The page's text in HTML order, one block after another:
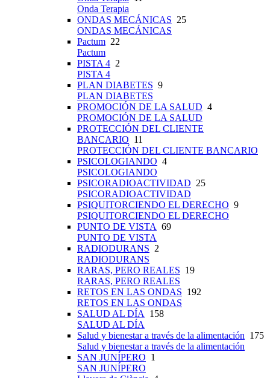
Onda Terapia
ONDAS MECÁNICAS 25
ONDAS MECÁNICAS
Pactum 22
Pactum
PISTA 4 2
PISTA 4
PLAN DIABETES 9
PLAN DIABETES
PROMOCIÓN DE LA SALUD 4
PROMOCIÓN DE LA SALUD
PROTECCIÓN DEL CLIENTE
BANCARIO 11
PROTECCIÓN DEL CLIENTE BANCARIO
PSICOLOGIANDO 4
PSICOLOGIANDO
PSICORADIOACTIVIDAD 25
PSICORADIOACTIVIDAD
PSIQUITORCIENDO EL DERECHO 9
PSIQUITORCIENDO EL DERECHO
PUNTO DE VISTA 69
PUNTO DE VISTA
RADIODURANS 2
RADIODURANS
RARAS, PERO REALES 19
RARAS, PERO REALES
RETOS EN LAS ONDAS 192
RETOS EN LAS ONDAS
SALUD AL DÍA
158
SALUD AL DÍA
Salud y bienestar a través de la alimentación 175
Salud y bienestar a través de la alimentación
SAN JUNÍPERO 1
SAN JUNÍPERO